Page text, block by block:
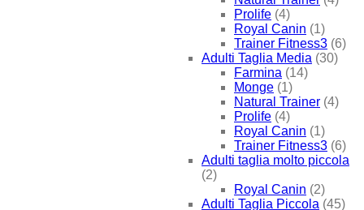
Prolife (4)
Royal Canin (1)
Trainer Fitness3 (6)
Adulti Taglia Media (30)
Farmina (14)
Monge (1)
Natural Trainer (4)
Prolife (4)
Royal Canin (1)
Trainer Fitness3 (6)
Adulti taglia molto piccola
(2)
Royal Canin (2)
Adulti Taglia Piccola (45)